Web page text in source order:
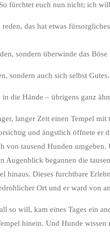
fürchtet euch nun nicht; ich
das hat etwas
sondern überwinde das Böse
sondern auch sich selbst Gutes.
die Hände – übrigens ganz
langer Zeit einen Tempel
und ängstlich öffnete er
von tausend Hunden
Augenblick begannen die
hinaus. Dieses furchtbare
Ort und er ward von
so will, kam eines Tages ein
hinein. Und Hunde